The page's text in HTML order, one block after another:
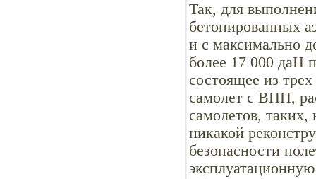
Так, для
бетонированных
и с максимально
более 17 000 даН
состоящее из
самолет с ВПП,
самолетов,
никакой
безопасности